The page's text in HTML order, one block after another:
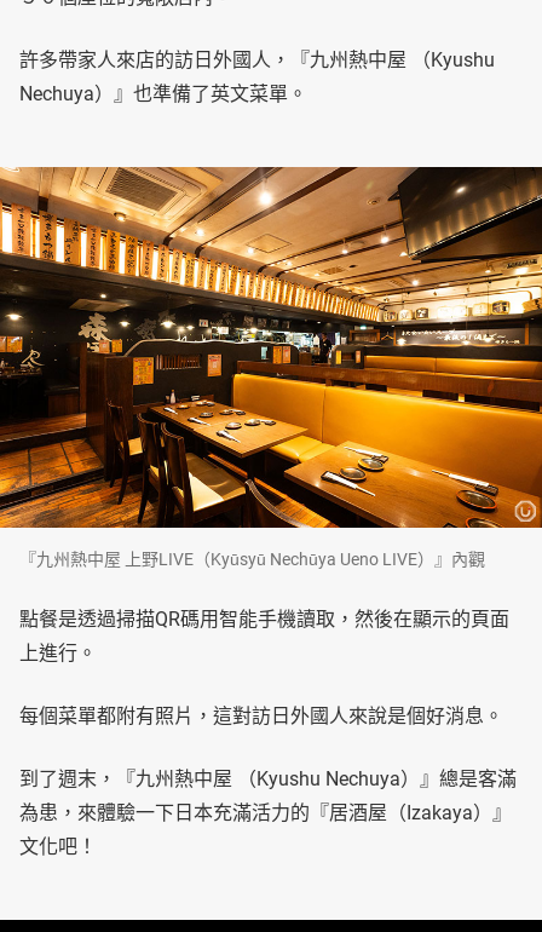
許多帶家人來店的訪日外國人，『九州熱中屋 （Kyushu
Nechuya）』也準備了英文菜單。
『九州熱中屋 上野LIVE（Kyūsyū Nechūya Ueno LIVE）』內觀
點餐是透過掃描QR碼用智能手機讀取，然後在顯示的頁面
上進行。
每個菜單都附有照片，這對訪日外國人來說是個好消息。
到了週末，『九州熱中屋 （Kyushu Nechuya）』總是客滿
為患，來體驗一下日本充滿活力的『居酒屋（Izakaya）』
文化吧！